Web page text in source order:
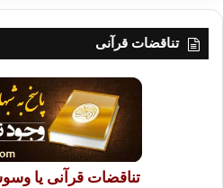
تناقضات قرآنی
تناقضات قرآنی یا